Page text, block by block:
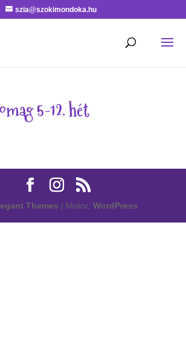
szia@szokimondoka.hu
5-12. hét
Themes | Motor: WordPress